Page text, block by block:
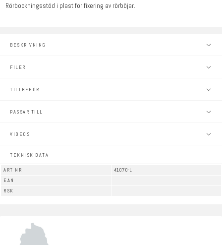
Rörbockningsstöd i plast för fixering av rörböjar.
BESKRIVNING
FILER
TILLBEHÖR
PASSAR TILL
VIDEOS
TEKNISK DATA
ART NR
41070-L
EAN
RSK